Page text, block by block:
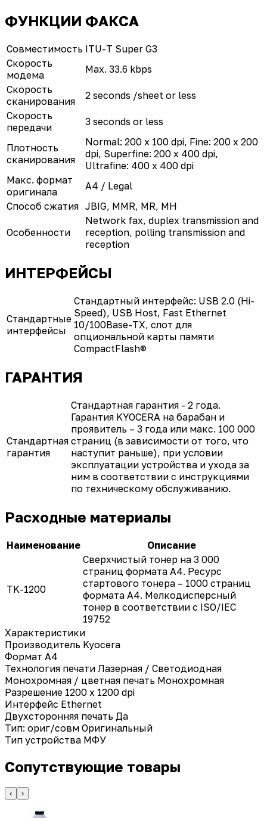
ФУНКЦИИ ФАКСА
Совместимость ITU-T Super G3
Скорость
модема
Max. 33.6 kbps
Скорость
сканирования
2 seconds /sheet or less
Скорость
передачи
3 seconds or less
Плотность
сканирования
Normal: 200 x 100 dpi, Fine: 200 x 200
dpi, Superfine: 200 x 400 dpi,
Ultrafine: 400 x 400 dpi
Макс. формат
оригинала
A4 / Legal
Способ сжатия JBIG, MMR, MR, MH
Особенности
Network fax, duplex transmission and
reception, polling transmission and
reception
ИНТЕРФЕЙСЫ
Стандартные
интерфейсы
Стандартный интерфейс: USB 2.0 (Hi-
Speed), USB Host, Fast Ethernet
10/100Base-TX, слот для
опциональной карты памяти
CompactFlash®
ГАРАНТИЯ
Стандартная
гарантия
Стандартная гарантия - 2 года.
Гарантия KYOCERA на барабан и
проявитель – 3 года или макс. 100 000
страниц (в зависимости от того, что
наступит раньше), при условии
эксплуатации устройства и ухода за
ним в соответствии с инструкциями
по техническому обслуживанию.
Расходные материалы
Наименование Описание
TK-1200
Сверхчистый тонер на 3 000
страниц формата A4. Ресурс
стартового тонера – 1000 страниц
формата A4. Мелкодисперсный
тонер в соответствии с ISO/IEC
19752
Характеристики
Производитель Kyocera
Формат A4
Технология печати Лазерная / Светодиодная
Монохромная / цветная печать Монохромная
Разрешение 1200 x 1200 dpi
Интерфейс Ethernet
Двухсторонняя печать Да
Тип: ориг/совм Оригинальный
Тип устройства МФУ
Сопутствующие товары
‹ ›